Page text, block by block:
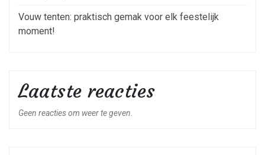
Vouw tenten: praktisch gemak voor elk feestelijk
moment!
Laatste reacties
Geen reacties om weer te geven.